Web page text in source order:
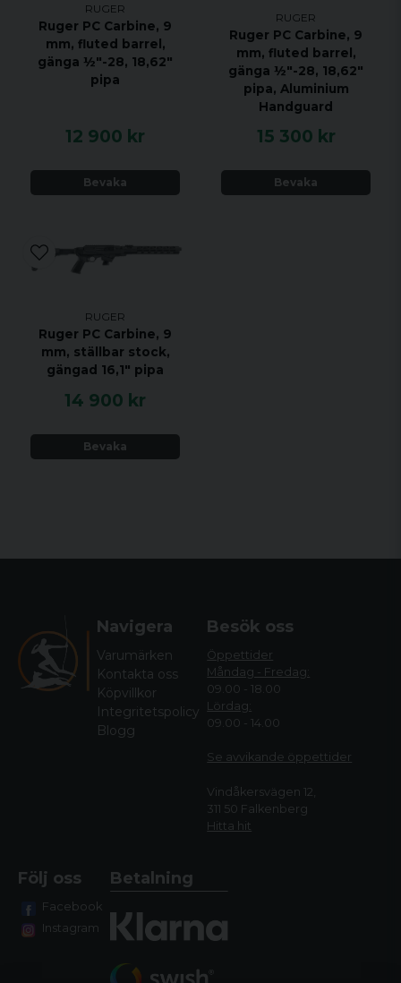
RUGER
Ruger PC Carbine, 9
mm, fluted barrel,
gänga ½"-28, 18,62"
pipa
12 900 kr
Bevaka
RUGER
Ruger PC Carbine, 9
mm, fluted barrel,
gänga ½"-28, 18,62"
pipa, Aluminium
Handguard
15 300 kr
Bevaka
RUGER
Ruger PC Carbine, 9
mm, ställbar stock,
gängad 16,1" pipa
14 900 kr
Bevaka
Navigera
Varumärken
Kontakta oss
Köpvillkor
Integritetspolicy
Blogg
Besök oss
Öppettider
Måndag - Fredag:
09.00 - 18.00
Lördag:
09.00 - 14.00
Se avvikande öppettider
Vindåkersvägen 12,
311 50 Falkenberg
Hitta hit
Följ oss
Facebook
Instagram
Betalning